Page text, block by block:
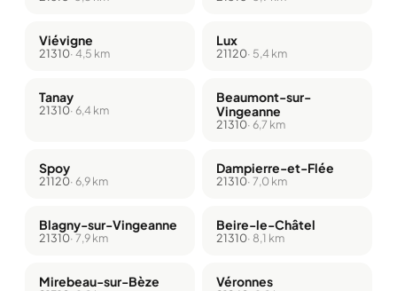
Viévigne
21310· 4,5 km
Lux
21120· 5,4 km
Tanay
21310· 6,4 km
Beaumont-sur-
Vingeanne
21310· 6,7 km
Spoy
21120· 6,9 km
Dampierre-et-Flée
21310· 7,0 km
Blagny-sur-Vingeanne
21310· 7,9 km
Beire-le-Châtel
21310· 8,1 km
Mirebeau-sur-Bèze Véronnes